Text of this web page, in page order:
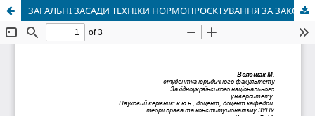
ЗАГАЛЬНІ ЗАСАДИ ТЕХНІКИ НОРМОПРОЄКТУВАННЯ ЗА ЗАКОНОМ УКРАЇНИ «ПРО ПРАВОТВОРЧУ ДІЯЛЬНІСТЬ»